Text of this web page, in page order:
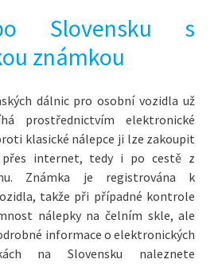
Slovensku s
známkou
dálnic pro osobní vozidla už
prostřednictvím elektronické
klasické nálepce ji lze zakoupit
přes internet, tedy i po cestě z
Známka je registrována k
takže při případné kontrole
nálepky na čelním skle, ale
informace o elektronických
na Slovensku naleznete